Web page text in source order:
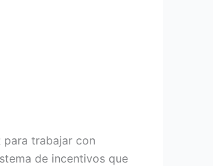
para trabajar con
de incentivos que